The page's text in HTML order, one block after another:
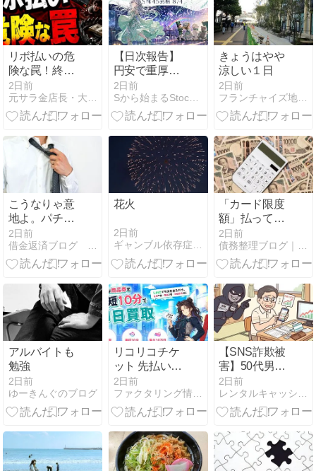
解説【2026年
8月時点】
問うと相手
は? 地震の募
金を騙る詐欺
か、警察が注
意呼びかける
リボ払いの危
険な罠！終わ
らない地獄と
脱出法
2日前
【日次報告】
円安で重厚長
大が大爆発し
た日｜S株45
銘柄 8/4
2日前
Sから始まるStock日記
きょうはやや
涼しい１日
2日前
フランチャイズ地獄からの脱出
こうなりゃ意
地よ。パチス
ロ記帳
2日前
花火
2日前
「カード限度
額」払ってい
ける範囲とい
う勘違い
2日前
アルバイトも
勉強
2日前
ゆーきんぐのブログ
リコリコチケ
ット 先払い買
取の口コミと
利用方法・買
取率を解説
2日前
【SNS詐欺被
害】50代男性
が2900万円だ
ましとられる
SNS通じて知
2日前